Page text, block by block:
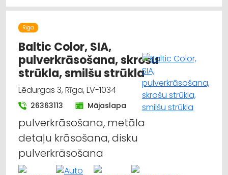
Rīga
Baltic Color, SIA,
pulverkrāsošana, skrošu
strūkla, smilšu strūkla
Lēdurgas 3, Rīga, LV-1034
26363113 Mājaslapa
pulverkrāsošana, metāla
detaļu krāsošana, disku
pulverkrāsošana